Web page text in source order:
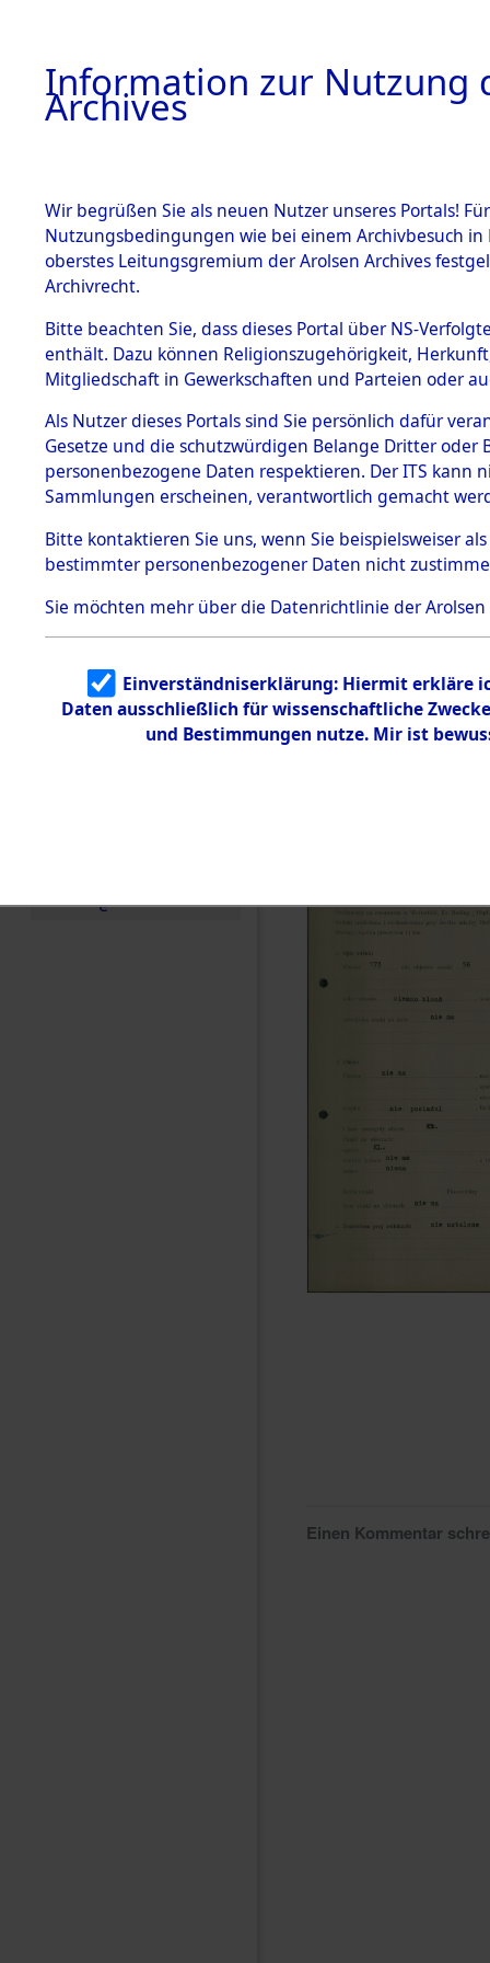
BESTÄNDE
1.
mente
5. Verschiedenes
5.3
Todesmärsche
5.3.1 Alliierte
Erhebungen
zu
Todesmärsch
en
5.3.2
Identifizierun
g
5.3.3
Todesmärsch
e
auf dem
zur
Roding)
Leben
0003
Einen Kommentar
Information zur Nutzung
Archives
Wir begrüßen Sie als neuen Nutzer unseres Portals!
Nutzungsbedingungen wie bei einem Archivbesuch
oberstes Leitungsgremium der Arolsen Archives
Archivrecht.
Bitte beachten Sie, dass dieses Portal über NS-
enthält. Dazu können Religionszugehörigkeit,
Mitgliedschaft in Gewerkschaften und Parteien oder
Als Nutzer dieses Portals sind Sie persönlich dafür
Gesetze und die schutzwürdigen Belange Dritter
personenbezogene Daten respektieren. Der ITS
Sammlungen erscheinen, verantwortlich gemacht
Bitte kontaktieren Sie uns, wenn Sie beispielsweiser
bestimmter personenbezogener Daten nicht
Sie möchten mehr über die Datenrichtlinie der Arolsen
Einverständniserklärung: Hiermit erkläre
Daten ausschließlich für wissenschaftliche
und Bestimmungen nutze. Mir ist